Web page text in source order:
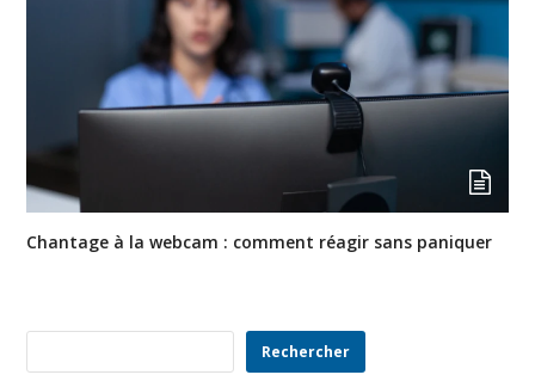
Chantage à la webcam : comment réagir sans paniquer
Rechercher